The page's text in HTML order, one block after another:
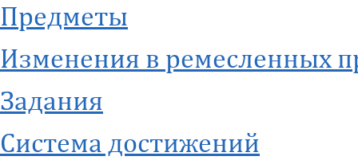
Предметы
Изменения в ремесленных
Задания
Система достижений